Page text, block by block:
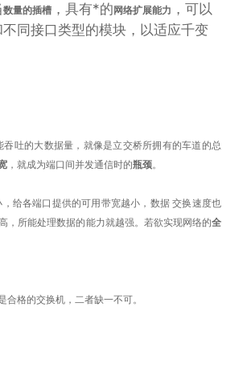
数量的插槽 ，具有*的 网络扩展能力 ，可以
同接口类型的模块，以适应千变
吐的大数据量，就像是立交桥所拥有的车道的总
，就成为端口间并发通信时的瓶颈。
给各端口提供的可用带宽越小，数据 交换速度也
，所能处理数据的能力就越强。若欲实现网络的全
格的交换机，二者缺一不可。